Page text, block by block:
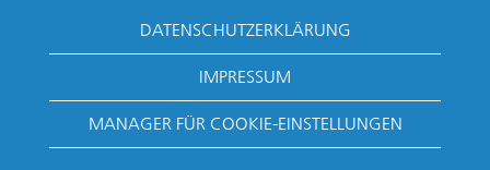
DATENSCHUTZERKLÄRUNG
IMPRESSUM
MANAGER FÜR COOKIE-EINSTELLUNGEN